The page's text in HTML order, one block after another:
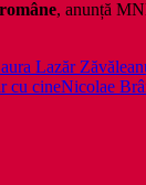
, anunță
Lazăr
cu cineNicolae